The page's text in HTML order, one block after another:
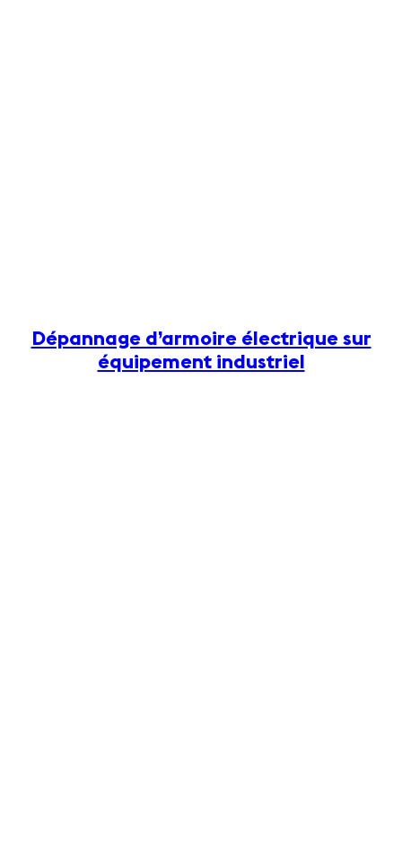
Dépannage d’armoire électrique sur
équipement industriel